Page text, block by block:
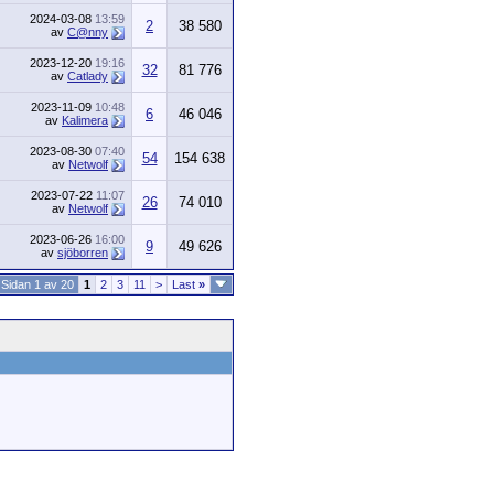
2024-03-08 13:59
av C@nny 2 38 580
2023-12-20 19:16
av Catlady 32 81 776
2023-11-09 10:48
av Kalimera 6 46 046
2023-08-30 07:40
av Netwolf 54 154 638
2023-07-22 11:07
av Netwolf 26 74 010
2023-06-26 16:00
av sjöborren 9 49 626
Sidan 1 av 20 1 2 3 11 > Last »